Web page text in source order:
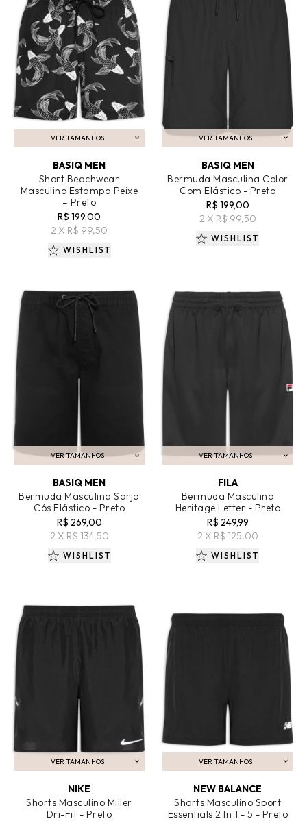
VER TAMANHOS
ADICIONAR AO CARRINHO
BASIQ MEN
Short Beachwear
Masculino Estampa Peixe
– Preto
R$ 199,00
2 X R$ 99,50
WISHLIST
VER TAMANHOS
ADICIONAR AO CARRINHO
BASIQ MEN
Bermuda Masculina Color
Com Elástico - Preto
R$ 199,00
2 X R$ 99,50
WISHLIST
VER TAMANHOS
ADICIONAR AO CARRINHO
BASIQ MEN
Bermuda Masculina Sarja
Cós Elástico - Preto
R$ 269,00
2 X R$ 134,50
WISHLIST
VER TAMANHOS
ADICIONAR AO CARRINHO
FILA
Bermuda Masculina
Heritage Letter - Preto
R$ 249,99
2 X R$ 125,00
WISHLIST
VER TAMANHOS
ADICIONAR AO CARRINHO
NIKE
Shorts Masculino Miller
Dri-Fit - Preto
VER TAMANHOS
ADICIONAR AO CARRINHO
NEW BALANCE
Shorts Masculino Sport
Essentials 2 In 1 - 5 - Preto